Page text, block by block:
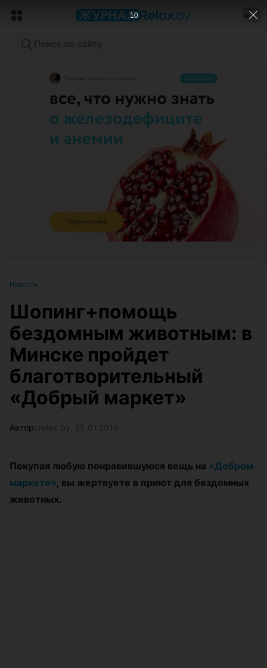
ЭФФЕКТИВНАЯ РЕКЛАМА НА САЙТЕ
Новости
Шопинг+помощь
бездомным животным: в
Минске пройдет
благотворительный
«Добрый маркет»
Автор:
Покупая любую понравившуюся вещь на «Добром
маркете», вы жертвуете в приют для бездомных
животных.
8